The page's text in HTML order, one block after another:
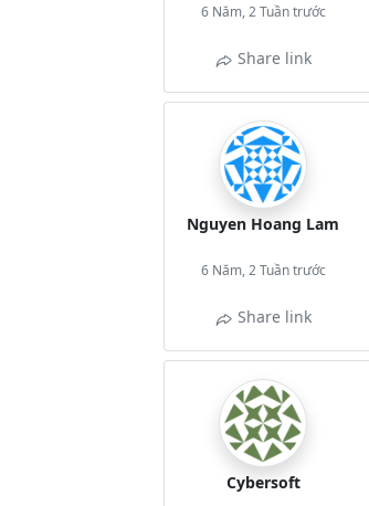
6 Năm, 2 Tuần trước
Share link
Nguyen Hoang Lam
6 Năm, 2 Tuần trước
Share link
Cybersoft